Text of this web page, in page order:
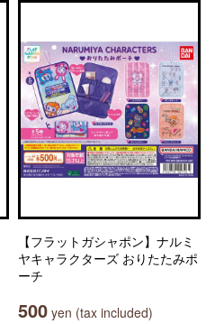
【フラットガシャポン】ナルミ
ヤキャラクターズ おりたたみポ
ーチ
500 yen (tax included)